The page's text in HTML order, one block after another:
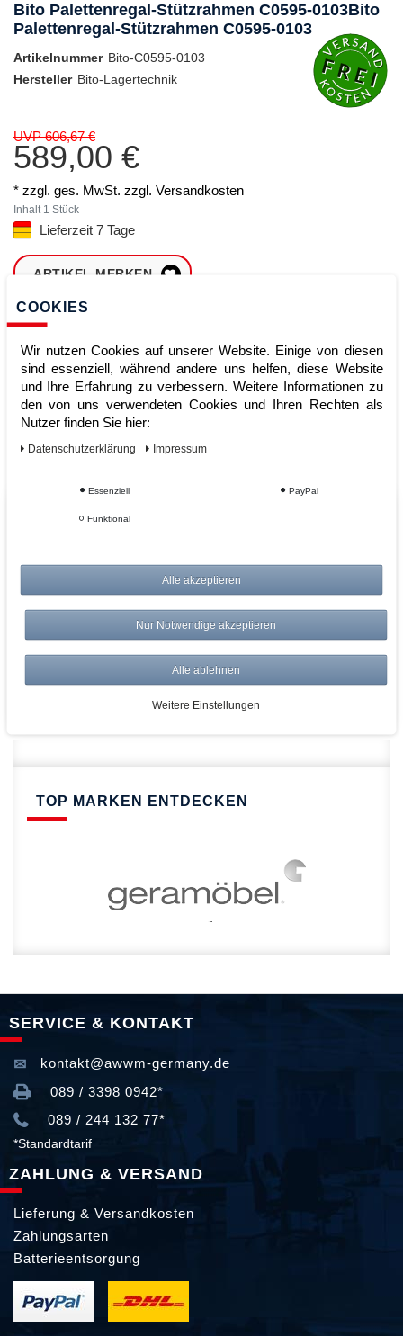
Bito Palettenregal-Stützrahmen C0595-0103Bito
Palettenregal-Stützrahmen C0595-0103
Artikelnummer Bito-C0595-0103
Hersteller Bito-Lagertechnik
UVP 606,67 €
589,00 €
* zzgl. ges. MwSt. zzgl. Versandkosten
Inhalt 1 Stück
Lieferzeit 7 Tage
ARTIKEL MERKEN
Sofort lieferbar
Vom Profi für Profis - Ihre Vorteile
Versandkostenfrei ab 150€
Risikolos: 14 Tage Rückgabe
Über 20.000 Artikel
Schnelle Lieferung
TOP MARKEN ENTDECKEN
SERVICE & KONTAKT
kontakt@awwm-germany.de
089 / 3398 0942*
089 / 244 132 77*
*Standardtarif
ZAHLUNG & VERSAND
Lieferung & Versandkosten
Zahlungsarten
Batterieentsorgung
COOKIES
Wir nutzen Cookies auf unserer Website. Einige von diesen
sind essenziell, während andere uns helfen, diese Website
und Ihre Erfahrung zu verbessern. Weitere Informationen zu
den von uns verwendeten Cookies und Ihren Rechten als
Nutzer finden Sie hier:
Daten­schutz­erklärung Impressum
Essenziell PayPal
Funktional
Alle akzeptieren
Nur Notwendige akzeptieren
Alle ablehnen
Weitere Einstellungen